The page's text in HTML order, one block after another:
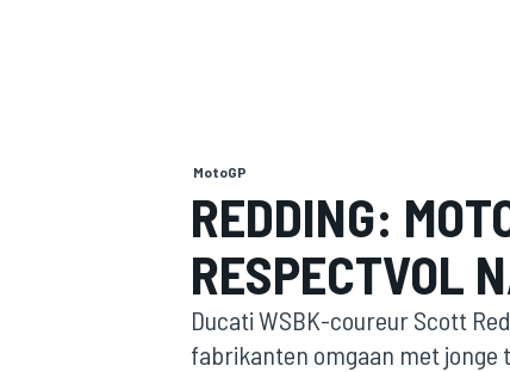
MOTOGP
MotoGP
REDDING:
RESPECTVOL
Ducati WSBK-coureur Scott
fabrikanten omgaan met jonge